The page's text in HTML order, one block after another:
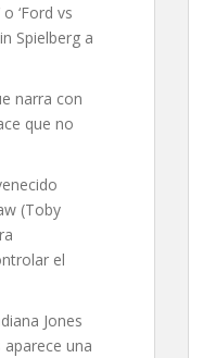
‘Ford vs
Spielberg a
narra con
que no
(Toby
el
Jones
una